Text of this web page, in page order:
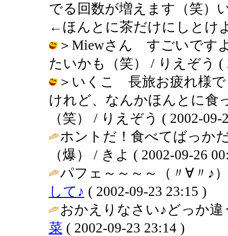
でる回数が増えます（笑）
←ほんとに茶だけにしとけ
＞Miewさん すごいです
たいかも（笑） / りえぞう (
＞いくこ 長旅お疲れ様
けれど、なんかほんとに食
（笑） / りえぞう ( 2002-09-
ホントだ！食べてばっか
（爆） / きよ ( 2002-09-26
パフェ～～～～（〃∀〃♪
して♪ ( 2002-09-23 23:15 )
おかえりなさい♪どっか
菜 ( 2002-09-23 23:14 )